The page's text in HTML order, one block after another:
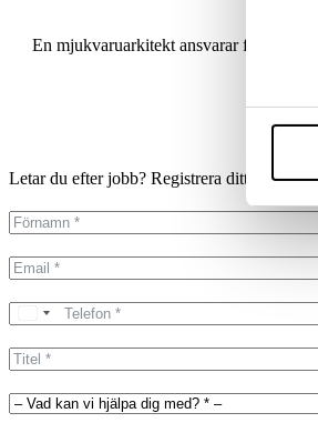
En mjukvaruarkitekt ansvarar för de
Letar du efter jobb? Registrera ditt CV